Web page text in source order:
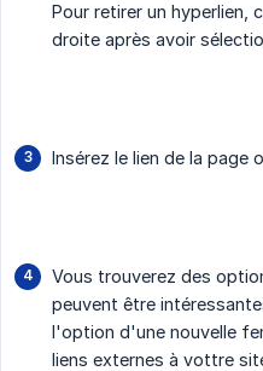
Pour retirer un hyperlien,
droite après avoir
Insérez le lien de la page
Vous trouverez des
peuvent être
l'option d'une nouvelle
liens externes à vottre